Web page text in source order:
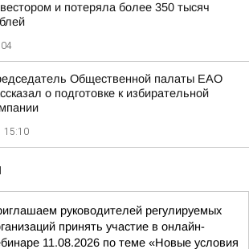
и потеряла более 350 тысяч
Общественной палаты ЕАО
о подготовке к избирательной
15:10
руководителей регулируемых
принять участие в онлайн-
11.08.2026 по теме «Новые условия